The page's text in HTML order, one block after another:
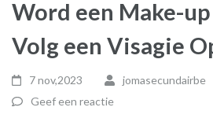
Word een Make-
Volg een Visagie
7 nov,2023
jomasecundairbe
Geef een reactie